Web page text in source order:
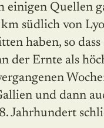
einigen Quellen
südlich von
haben, so
der Ernte als
und dann
Jahrhundert